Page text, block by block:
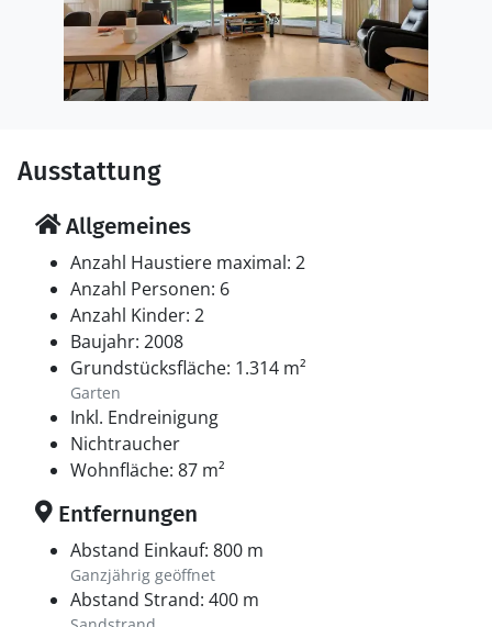
Ausstattung
Allgemeines
Anzahl Haustiere maximal: 2
Anzahl Personen: 6
Anzahl Kinder: 2
Baujahr: 2008
Grundstücksfläche: 1.314 m²
Garten
Inkl. Endreinigung
Nichtraucher
Wohnfläche: 87 m²
Entfernungen
Abstand Einkauf: 800 m
Ganzjährig geöffnet
Abstand Strand: 400 m